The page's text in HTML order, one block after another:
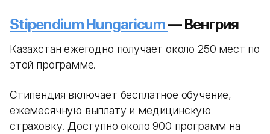
Stipendium Hungaricum— Венгрия
Казахстан ежегодно получает около 250 мест по
этой программе.
Стипендия включает бесплатное обучение,
ежемесячную выплату и медицинскую
страховку. Доступно около 900 программ на